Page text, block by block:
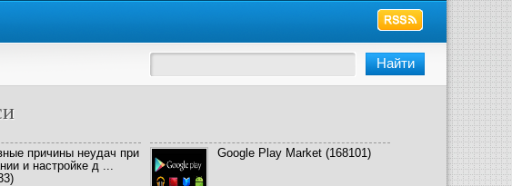
причины неудач при
и настройке д ...
Google Play Market (168101)